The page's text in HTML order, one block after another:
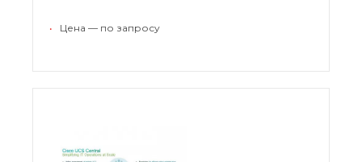
данных.
• Цена — по запросу